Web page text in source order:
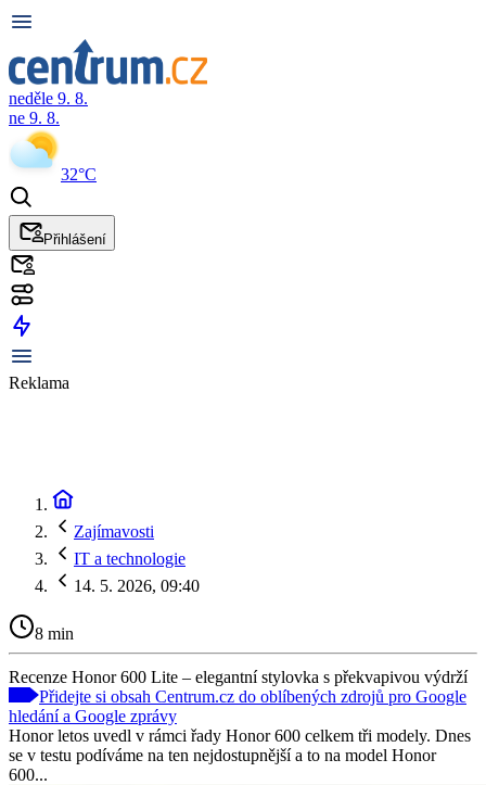
neděle 9. 8.
ne 9. 8.
32°C
Přihlášení
Reklama
Zajímavosti
IT a technologie
14. 5. 2026, 09:40
8 min
Recenze Honor 600 Lite – elegantní stylovka s překvapivou výdrží
Přidejte si obsah Centrum.cz do oblíbených zdrojů pro Google
hledání a Google zprávy
Honor letos uvedl v rámci řady Honor 600 celkem tři modely. Dnes
se v testu podíváme na ten nejdostupnější a to na model Honor
600...